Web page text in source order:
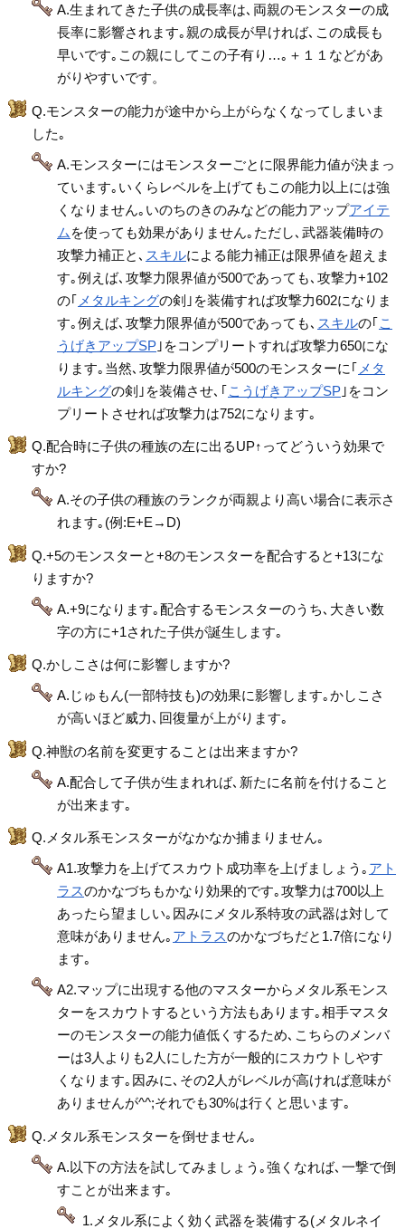
A.生まれてきた子供の成長率は､両親のモンスターの成
長率に影響されます｡親の成長が早ければ､この成長も
早いです｡この親にしてこの子有り…｡＋１１などがあ
がりやすいです。
Q.モンスターの能力が途中から上がらなくなってしまいま
した｡
A.モンスターにはモンスターごとに限界能力値が決まっ
ています｡いくらレベルを上げてもこの能力以上には強
くなりません｡いのちのきのみなどの能力アップアイテ
ム を使っても効果がありません｡ただし､武器装備時の
攻撃力補正と､ スキルによる能力補正は限界値を超えま
す｡例えば､攻撃力限界値が500であっても､攻撃力+102
の｢ メタルキングの剣｣を装備すれば攻撃力602になりま
す｡例えば､攻撃力限界値が500であっても､ スキルの｢こ
うげきアップSP ｣をコンプリートすれば攻撃力650にな
ります｡当然､攻撃力限界値が500のモンスターに｢ メタ
ルキングの剣｣を装備させ､｢こうげきアップSP ｣をコン
プリートさせれば攻撃力は752になります｡
Q.配合時に子供の種族の左に出るUP↑ってどういう効果で
すか?
A.その子供の種族のランクが両親より高い場合に表示さ
れます｡(例:E+E→D)
Q.+5のモンスターと+8のモンスターを配合すると+13にな
りますか?
A.+9になります｡配合するモンスターのうち､大きい数
字の方に+1された子供が誕生します｡
Q.かしこさは何に影響しますか?
A.じゅもん(一部特技も)の効果に影響します｡かしこさ
が高いほど威力､回復量が上がります｡
Q.神獣の名前を変更することは出来ますか?
A.配合して子供が生まれれば､新たに名前を付けること
が出来ます｡
Q.メタル系モンスターがなかなか捕まりません｡
A1.攻撃力を上げてスカウト成功率を上げましょう｡ アト
ラスのかなづちもかなり効果的です｡攻撃力は700以上
あったら望ましい｡因みにメタル系特攻の武器は対して
意味がありません｡ アトラスのかなづちだと1.7倍になり
ます｡
A2.マップに出現する他のマスターからメタル系モンス
ターをスカウトするという方法もあります｡相手マスタ
ーのモンスターの能力値低くするため､こちらのメンバ
ーは3人よりも2人にした方が一般的にスカウトしやす
くなります｡因みに､その2人がレベルが高ければ意味が
ありませんが^^;それでも30%は行くと思います｡
Q.メタル系モンスターを倒せません｡
A.以下の方法を試してみましょう｡強くなれば､一撃で倒
すことが出来ます｡
1.メタル系によく効く武器を装備する(メタルネイ